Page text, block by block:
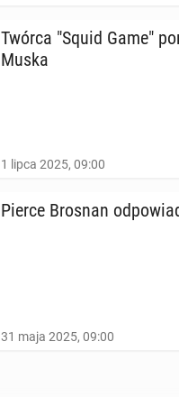
Twórca "Squid Game"
Muska
1 lipca 2025, 09:00
Pierce Brosnan
31 maja 2025, 09:00